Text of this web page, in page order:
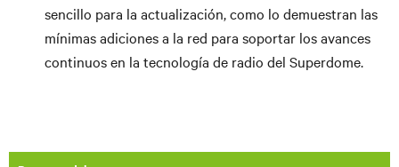
sencillo para la actualización, como lo demuestran las
mínimas adiciones a la red para soportar los avances
continuos en la tecnología de radio del Superdome.